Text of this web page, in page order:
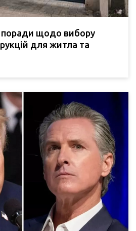
поради щодо вибору
для житла та